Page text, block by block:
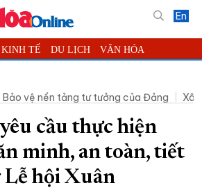
En
KINH TẾ DU LỊCH VĂN HÓA
PHÁP LUẬT BẠN ĐỌC PHÓNG SỰ
VIDEO ĐỌC BÁO ONLINE
- QUẢNG CÁO
HÒA
Bảo vệ nền tảng tư tưởng của Đảng
cầu thực hiện
minh, an toàn, tiết
hội Xuân